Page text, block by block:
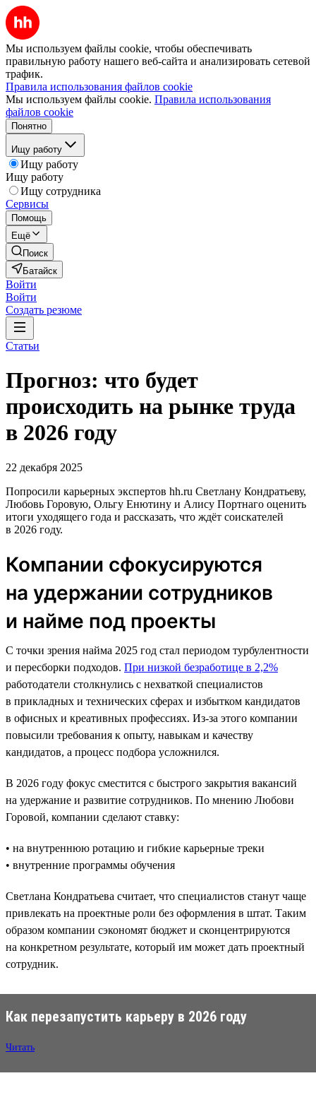
Мы используем файлы cookie, чтобы обеспечивать
правильную работу нашего веб-сайта и анализировать сетевой
трафик.
Правила использования файлов cookie
Мы используем файлы cookie. Правила использования
файлов cookie
Понятно
Ищу работу
Ищу работу
Ищу работу
Ищу сотрудника
Сервисы
Помощь
Ещё
Поиск
Батайск
Войти
Войти
Создать резюме
Статьи
Прогноз: что будет
происходить на рынке труда
в 2026 году
22 декабря 2025
Попросили карьерных экспертов hh.ru Светлану Кондратьеву,
Любовь Горовую, Ольгу Енютину и Алису Портнаго оценить
итоги уходящего года и рассказать, что ждёт соискателей
в 2026 году.
Компании сфокусируются
на удержании сотрудников
и найме под проекты
С точки зрения найма 2025 год стал периодом турбулентности
и пересборки подходов. При низкой безработице в 2,2%
работодатели столкнулись с нехваткой специалистов
в прикладных и технических сферах и избытком кандидатов
в офисных и креативных профессиях. Из-за этого компании
повысили требования к опыту, навыкам и качеству
кандидатов, а процесс подбора усложнился.
В 2026 году фокус сместится с быстрого закрытия вакансий
на удержание и развитие сотрудников. По мнению Любови
Горовой, компании сделают ставку:
• на внутреннюю ротацию и гибкие карьерные треки
• внутренние программы обучения
Светлана Кондратьева считает, что специалистов станут чаще
привлекать на проектные роли без оформления в штат. Таким
образом компании сэкономят бюджет и сконцентрируются
на конкретном результате, который им может дать проектный
сотрудник.
Как перезапустить карьеру в 2026 году
Читать